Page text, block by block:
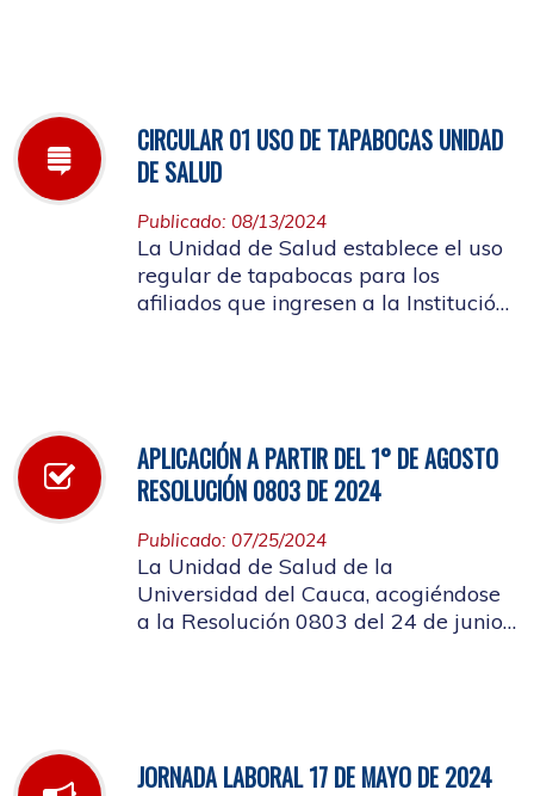
CIRCULAR 01 USO DE TAPABOCAS UNIDAD
DE SALUD
Publicado: 08/13/2024
La Unidad de Salud establece el uso
regular de tapabocas para los
afiliados que ingresen a la Institución
APLICACIÓN A PARTIR DEL 1° DE AGOSTO
RESOLUCIÓN 0803 DE 2024
Publicado: 07/25/2024
La Unidad de Salud de la
Universidad del Cauca, acogiéndose
a la Resolución 0803 del 24 de junio
JORNADA LABORAL 17 DE MAYO DE 2024